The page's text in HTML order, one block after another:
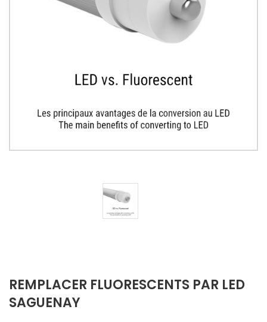
REMPLACER FLUORESCENTS PAR LED
SAGUENAY